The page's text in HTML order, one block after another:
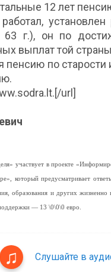
12 лет
г.), он по
выплат той
пенсию по старости
url]
участвует в проекте
который предусматривает
образования и других
— 13 \0\0\0 евро.
Слушайте в